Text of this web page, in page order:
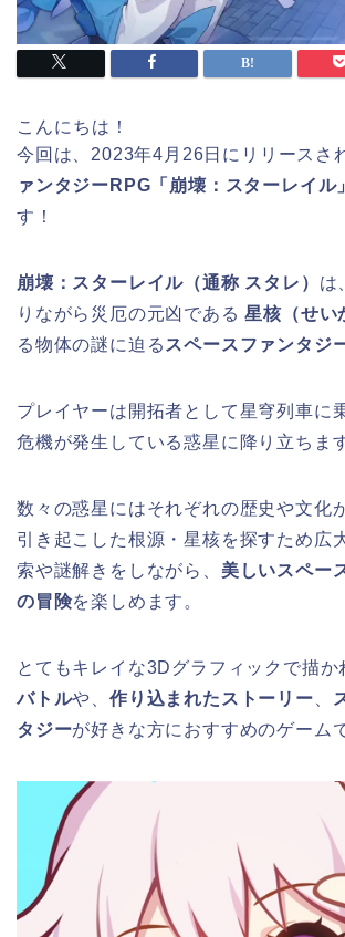
こんにちは！
今回は、2023年4月26日にリリースさ
ァンタジーRPG 「崩壊：スターレイル」
す！
崩壊：スターレイル（通称 スタレ） は
りながら災厄の元凶である星核（せい
る物体の謎に迫る スペースファンタジ
プレイヤーは開拓者として星穹列車に
危機が発生している惑星に降り立ちま
数々の惑星にはそれぞれの歴史や文化
引き起こした根源・星核を探すため広
索や謎解きをしながら、 美しいスペー
の冒険を楽しめます。
とてもキレイな3Dグラフィックで描か
バトルや、作り込まれたストーリー
タジーが好きな方におすすめのゲーム